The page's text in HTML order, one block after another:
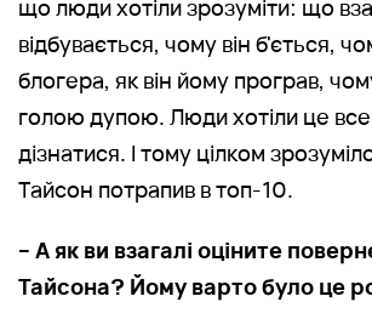
що люди хотіли зрозуміти: що
відбувається, чому він б'ється,
блогера, як він йому програв,
голою дупою. Люди хотіли це все
дізнатися. І тому цілком
Тайсон потрапив в топ-10.
– А як ви взагалі оціните
Тайсона? Йому варто було це